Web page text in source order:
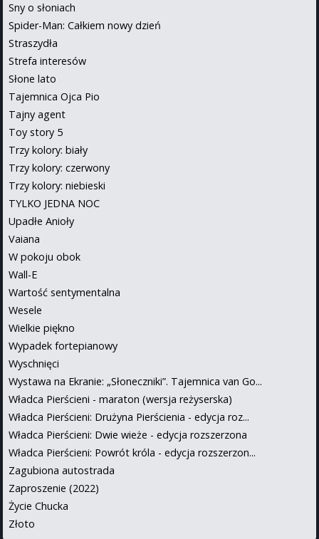
Sny o słoniach
Spider-Man: Całkiem nowy dzień
Straszydła
Strefa interesów
Słone lato
Tajemnica Ojca Pio
Tajny agent
Toy story 5
Trzy kolory: biały
Trzy kolory: czerwony
Trzy kolory: niebieski
TYLKO JEDNA NOC
Upadłe Anioły
Vaiana
W pokoju obok
Wall-E
Wartość sentymentalna
Wesele
Wielkie piękno
Wypadek fortepianowy
Wyschnięci
Wystawa na Ekranie: „Słoneczniki”. Tajemnica van Go...
Władca Pierścieni - maraton (wersja reżyserska)
Władca Pierścieni: Drużyna Pierścienia - edycja roz...
Władca Pierścieni: Dwie wieże - edycja rozszerzona
Władca Pierścieni: Powrót króla - edycja rozszerzon...
Zagubiona autostrada
Zaproszenie (2022)
Życie Chucka
Złoto